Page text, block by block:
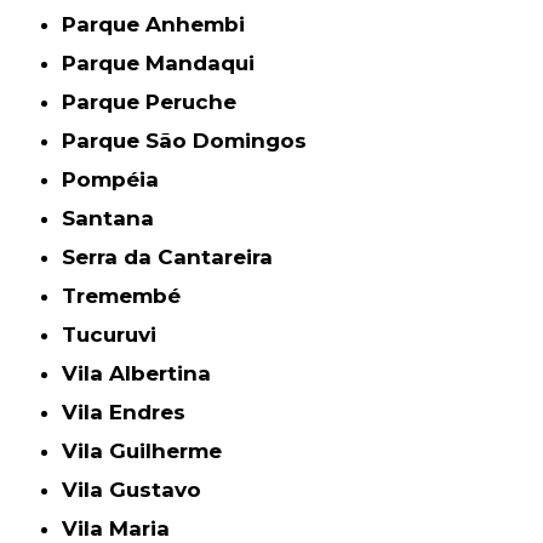
Parque Anhembi
Parque Mandaqui
Parque Peruche
Parque São Domingos
Pompéia
Santana
Serra da Cantareira
Tremembé
Tucuruvi
Vila Albertina
Vila Endres
Vila Guilherme
Vila Gustavo
Vila Maria